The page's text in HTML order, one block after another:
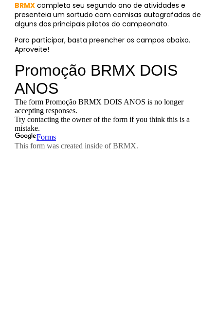
BRMX completa seu segundo ano de atividades e
presenteia um sortudo com camisas autografadas de
alguns dos principais pilotos do campeonato.
Para participar, basta preencher os campos abaixo.
Aproveite!